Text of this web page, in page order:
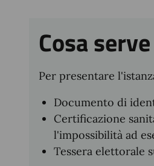
Cosa serve
Per presentare
Documento di
Certificazione
l'impossibilità ad
Tessera elettorale